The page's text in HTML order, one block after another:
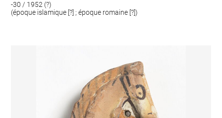
-30 / 1952 (?)
(époque islamique [?] ; époque romaine [?])